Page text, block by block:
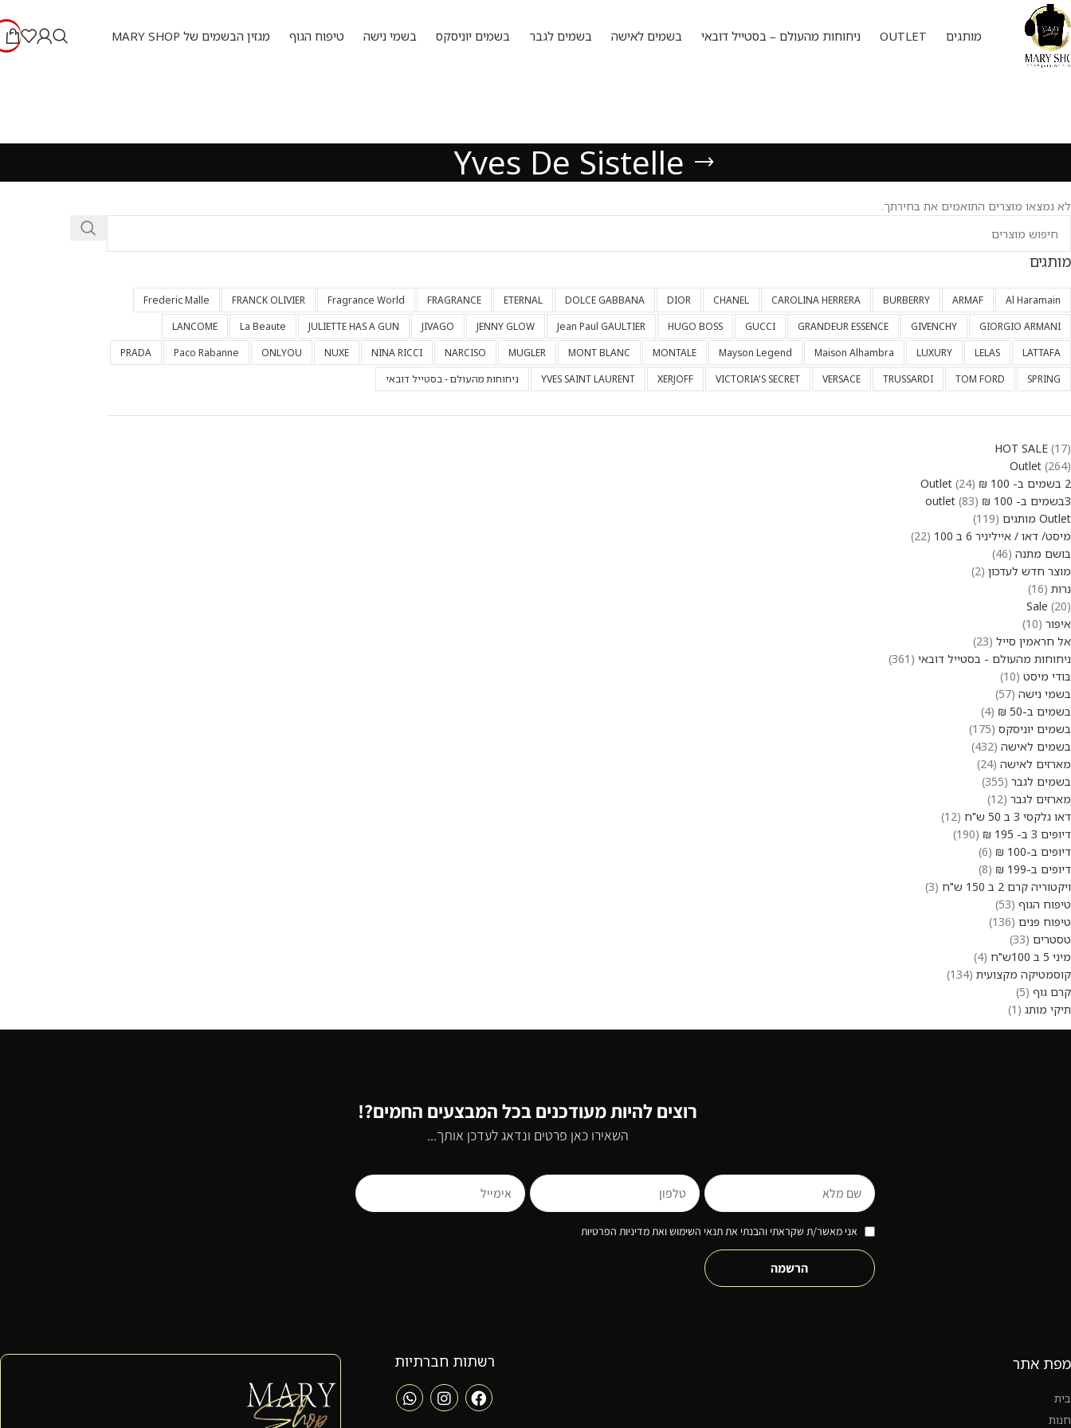
מותגים OUTLET ניחוחות מהעולם – בסטייל דובאי בשמים לאישה בשמים לגבר בשמים יוניסקס בשמי נישה טיפוח הגוף מגזין הבשמים של MARY SHOP
Yves De Sistelle
לא נמצאו מוצרים התואמים את בחירתך.
מותגים
Al Haramain
ARMAF
BURBERRY
CAROLINA HERRERA
CHANEL
DIOR
DOLCE GABBANA
ETERNAL
FRAGRANCE
Fragrance World
FRANCK OLIVIER
Frederic Malle
GIORGIO ARMANI
GIVENCHY
GRANDEUR ESSENCE
GUCCI
HUGO BOSS
Jean Paul GAULTIER
JENNY GLOW
JIVAGO
JULIETTE HAS A GUN
La Beaute
LANCOME
LATTAFA
LELAS
LUXURY
Maison Alhambra
Mayson Legend
MONTALE
MONT BLANC
MUGLER
NARCISO
NINA RICCI
NUXE
ONLYOU
Paco Rabanne
PRADA
SPRING
TOM FORD
TRUSSARDI
VERSACE
VICTORIA'S SECRET
XERJOFF
YVES SAINT LAURENT ניחוחות מהעולם - בסטייל דובאי
HOT SALE 17
Outlet 264
2 בשמים ב- 100 ₪ Outlet
24
3בשמים ב- 100 ₪ outlet
83
Outlet מותגים
119
מיסט/ דאו / אייליניר 6 ב 100
22
בושם מתנה 46
מוצר חדש לעדכון 2
נרות 16
Sale 20
איפור 10
אל חראמין סייל 23
ניחוחות מהעולם - בסטייל דובאי
361
בודי מיסט 10
בשמי נישה 57
בשמים ב-50 ₪
4
בשמים יוניסקס 175
בשמים לאישה 432
מארזים לאישה 24
בשמים לגבר 355
מארזים לגבר 12
דאו גלקסי 3 ב 50 ש"ח
12
דיופים 3 ב- 195 ₪
190
דיופים ב-100 ₪
6
דיופים ב-199 ₪
8
ויקטוריה קרם 2 ב 150 ש"ח
3
טיפוח הגוף 53
טיפוח פנים 136
טסטרים 33
מיני 5 ב 100ש"ח
4
קוסמטיקה מקצועית 134
קרם גוף 5
תיקי מותג
1
רוצים להיות מעודכנים בכל המבצעים החמים?!
השאירו כאן פרטים ונדאג לעדכן אותך...
אני מאשר/ת שקראתי והבנתי את תנאי השימוש ואת מדיניות הפרטיות
הרשמה
מפת אתר
בית
חנות
רשתות חברתיות